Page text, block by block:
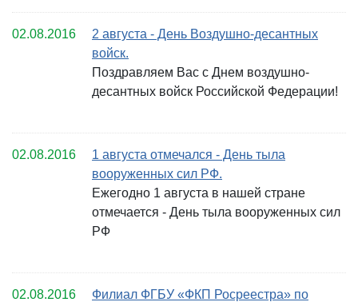
02.08.2016
2 августа - День Воздушно-десантных
войск.
Поздравляем Вас с Днем воздушно-
десантных войск Российской Федерации!
02.08.2016
1 августа отмечался - День тыла
вооруженных сил РФ.
Ежегодно 1 августа в нашей стране
отмечается - День тыла вооруженных сил
РФ
02.08.2016
Филиал ФГБУ «ФКП Росреестра» по